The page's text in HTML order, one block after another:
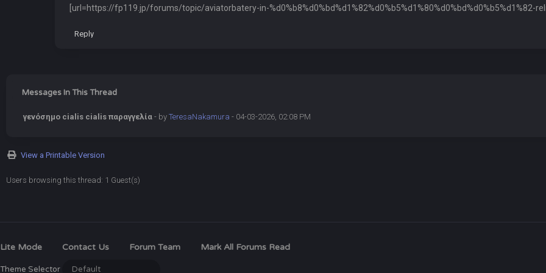
[url=https://fp119.jp/forums/topic/aviatorbatery-in-
Reply
Messages In This Thread
γενόσημο cialis cialis παραγγελία - by TeresaNakamura - 04-03-2026, 02:08 PM
View a Printable Version
Users browsing this thread: 1 Guest(s)
Lite Mode Contact Us Forum Team Mark All Forums Read
Theme Selector